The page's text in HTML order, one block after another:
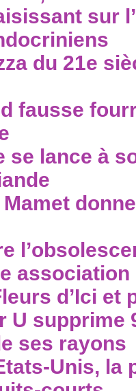
sur
du 21e
fausse
se lance à
d’Ici et
U supprime
ses rayons
Unis, la